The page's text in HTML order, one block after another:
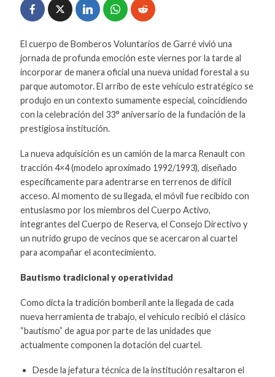
El cuerpo de Bomberos Voluntarios de Garré vivió una
jornada de profunda emoción este viernes por la tarde al
incorporar de manera oficial una nueva unidad forestal a su
parque automotor. El arribo de este vehículo estratégico se
produjo en un contexto sumamente especial, coincidiendo
con la celebración del 33° aniversario de la fundación de la
prestigiosa institución.
La nueva adquisición es un camión de la marca Renault con
tracción 4×4 (modelo aproximado 1992/1993), diseñado
específicamente para adentrarse en terrenos de difícil
acceso. Al momento de su llegada, el móvil fue recibido con
entusiasmo por los miembros del Cuerpo Activo,
integrantes del Cuerpo de Reserva, el Consejo Directivo y
un nutrido grupo de vecinos que se acercaron al cuartel
para acompañar el acontecimiento.
Bautismo tradicional y operatividad
Como dicta la tradición bomberil ante la llegada de cada
nueva herramienta de trabajo, el vehículo recibió el clásico
“bautismo” de agua por parte de las unidades que
actualmente componen la dotación del cuartel.
Desde la jefatura técnica de la institución resaltaron el